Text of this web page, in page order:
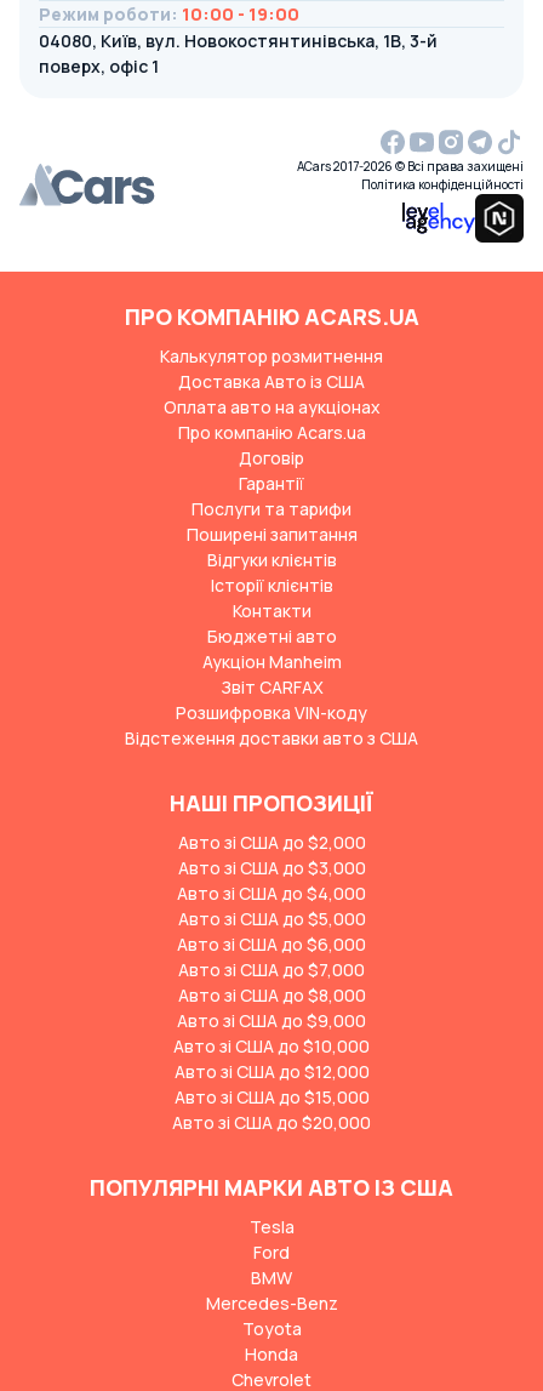
Режим роботи: 10:00 - 19:00
04080, Київ, вул. Новокостянтинівська, 1В, 3-й
поверх, офіс 1
ACars 2017-2026 © Всі права захищені
Політика конфіденційності
ПРО КОМПАНІЮ ACARS.UA
Калькулятор розмитнення
Доставка Авто із США
Оплата авто на аукціонах
Про компанію Acars.ua
Договір
Гарантії
Послуги та тарифи
Поширені запитання
Відгуки клієнтів
Історії клієнтів
Контакти
Бюджетні авто
Аукціон Manheim
Звіт CARFAX
Розшифровка VIN-коду
Відстеження доставки авто з США
НАШІ ПРОПОЗИЦІЇ
Авто зі США до $2,000
Авто зі США до $3,000
Авто зі США до $4,000
Авто зі США до $5,000
Авто зі США до $6,000
Авто зі США до $7,000
Авто зі США до $8,000
Авто зі США до $9,000
Авто зі США до $10,000
Авто зі США до $12,000
Авто зі США до $15,000
Авто зі США до $20,000
ПОПУЛЯРНІ МАРКИ АВТО ІЗ США
Tesla
Ford
BMW
Mercedes-Benz
Toyota
Honda
Chevrolet